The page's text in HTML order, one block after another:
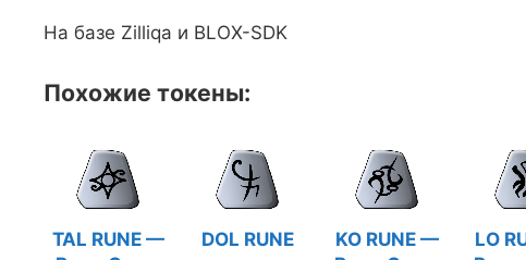
На базе Zilliqa и BLOX-SDK
Похожие токены:
TAL RUNE —
DOL RUNE
KO RUNE —
LO